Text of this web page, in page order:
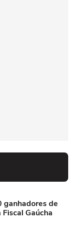
ganhadores de
Gaúcha